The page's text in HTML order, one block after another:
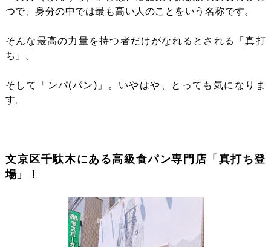
つで、身分の中では最も高い人のことをいう名称です。
そんな最高の力量を持つ者だけがなれるとされる「真打
ち」。
そして「ンパ(パン)」。いやはや、とっても気になりま
す。
文京区千駄木にある高級食パン専門店「真打ち登
場」！